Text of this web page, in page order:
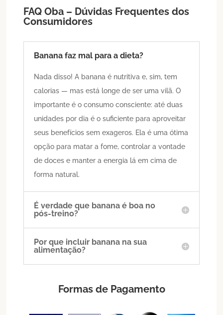
FAQ Oba – Dúvidas Frequentes dos
Consumidores
Banana faz mal para a dieta?
Nada disso! A banana é nutritiva e, sim, tem
calorias — mas está longe de ser uma vilã. O
importante é o consumo consciente: até duas
unidades por dia é o suficiente para aproveitar
seus benefícios sem exageros. Ela é uma ótima
opção para matar a fome, controlar a vontade
de doces e manter a energia lá em cima de
forma natural.
É verdade que banana é boa no
pós-treino?
Por que incluir banana na sua
alimentação?
Formas de Pagamento